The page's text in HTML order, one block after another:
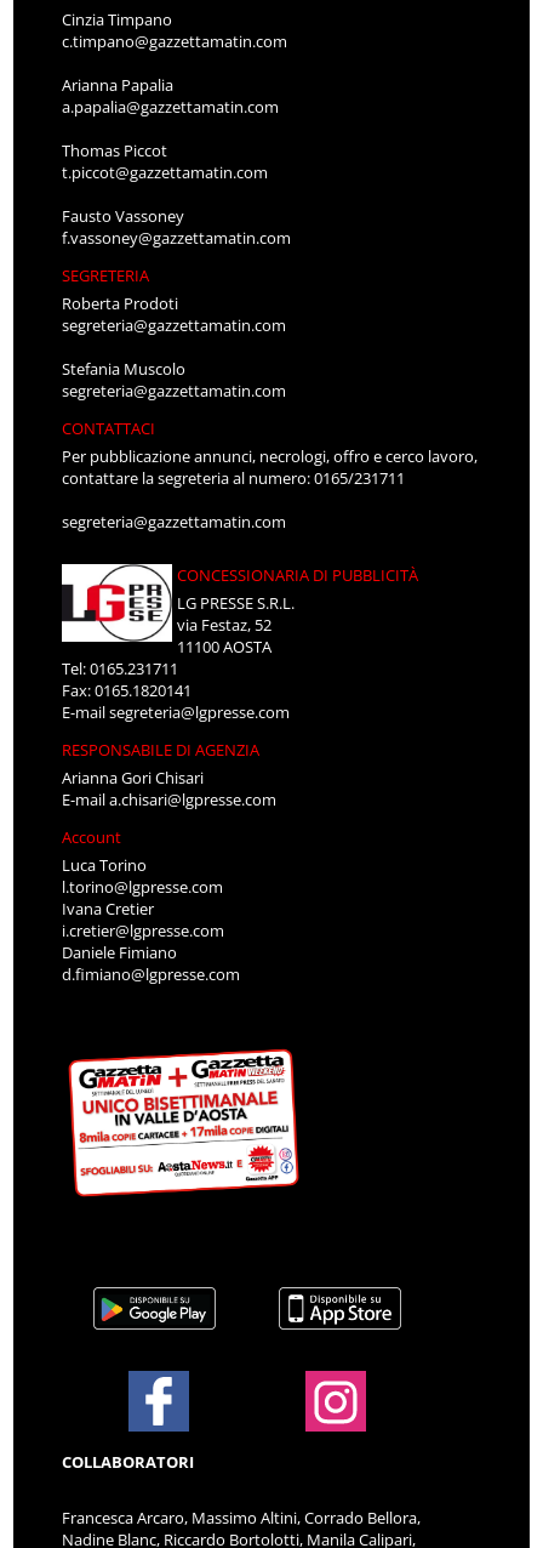
Cinzia Timpano
c.timpano@gazzettamatin.com
Arianna Papalia
a.papalia@gazzettamatin.com
Thomas Piccot
t.piccot@gazzettamatin.com
Fausto Vassoney
f.vassoney@gazzettamatin.com
SEGRETERIA
Roberta Prodoti
segreteria@gazzettamatin.com
Stefania Muscolo
segreteria@gazzettamatin.com
CONTATTACI
Per pubblicazione annunci, necrologi, offro e cerco lavoro,
contattare la segreteria al numero: 0165/231711
segreteria@gazzettamatin.com
CONCESSIONARIA DI PUBBLICITÀ
LG PRESSE S.R.L.
via Festaz, 52
11100 AOSTA
Tel: 0165.231711
Fax: 0165.1820141
E-mailsegreteria@lgpresse.com
RESPONSABILE DI AGENZIA
Arianna Gori Chisari
E-maila.chisari@lgpresse.com
Account
Luca Torino
l.torino@lgpresse.com
Ivana Cretier
i.cretier@lgpresse.com
Daniele Fimiano
d.fimiano@lgpresse.com
COLLABORATORI
Francesca Arcaro, Massimo Altini, Corrado Bellora,
Nadine Blanc, Riccardo Bortolotti, Manila Calipari,